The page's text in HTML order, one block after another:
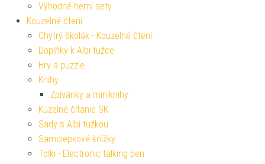
Výhodné herní sety
Kouzelné čtení
Chytrý školák - Kouzelné čtení
Doplňky k Albi tužce
Hry a puzzle
Knihy
Zpívánky a miniknihy
Kúzelné čítanie SK
Sady s Albi tužkou
Samolepkové knížky
Tolki - Electronic talking pen